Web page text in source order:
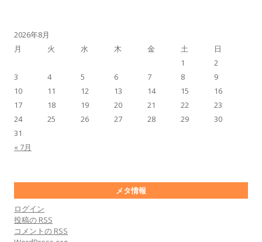
2026年8月
月
火 水 木 金 土 日
« 7月
1
2
3
4 5 6 7 8
9
10
11 12 13 14 15
16
17
18 19 20 21 22
23
24
25 26 27 28 29
30
31
メタ情報
ログイン
投稿の RSS
コメントの RSS